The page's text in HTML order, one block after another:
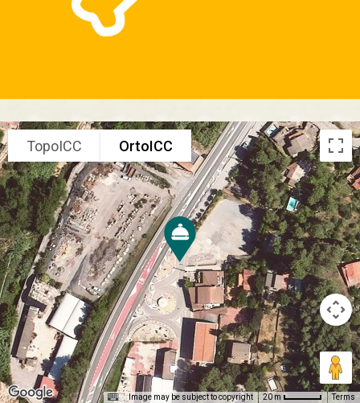
TopoICC OrtoICC
Image may be subject to copyright 20 m Terms